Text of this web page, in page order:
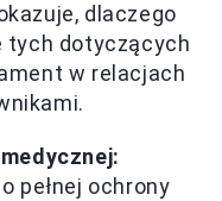
dlaczego
tych dotyczących
w relacjach
pełnej ochrony